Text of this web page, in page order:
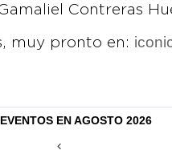
Contreras
muy pronto en:
EVENTOS EN AGOSTO 2026